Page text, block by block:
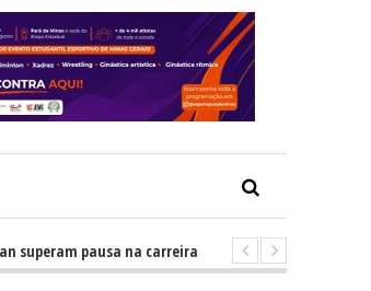
pausa na carreira e vivem ascensão no cenário